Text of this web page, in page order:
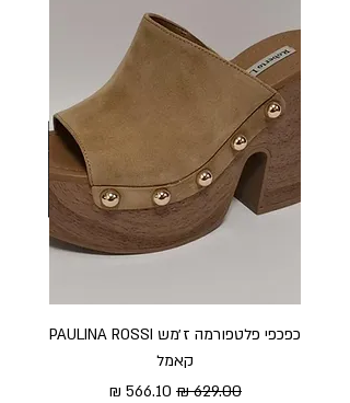
כפכפי פלטפורמה ז׳מש PAULINA ROSSI
קאמל
מחיר רגיל מחיר מבצע